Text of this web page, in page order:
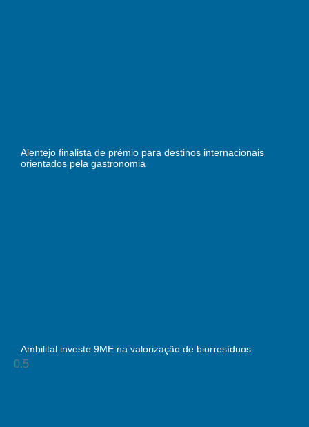
Alentejo finalista de prémio para destinos internacionais
orientados pela gastronomia
Ambilital investe 9ME na valorização de biorresíduos